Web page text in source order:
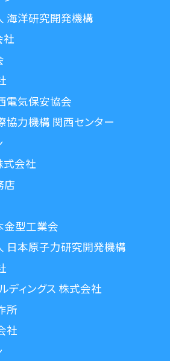
海洋研究開発機構
社
電気保安協会
協力機構 関西センター
式会社
店
金型工業会
日本原子力研究開発機構
ディングス 株式会社
所
社